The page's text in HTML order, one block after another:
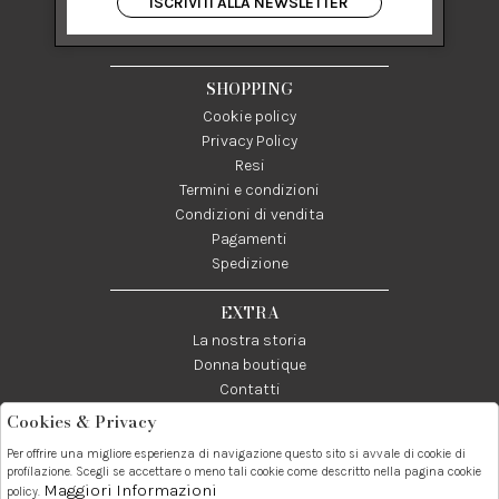
84122 Salerno Italia
P IVA 03024950655
SHOPPING
Cookie policy
Privacy Policy
Resi
Termini e condizioni
Condizioni di vendita
Pagamenti
Spedizione
EXTRA
La nostra storia
Donna boutique
Contatti
Telefono:
089237858
Whatsapp:
3338855601
Contatti:
info@donna1981.it
Cookies & Privacy
Per offrire una migliore esperienza di navigazione questo sito si avvale di cookie di
profilazione. Scegli se accettare o meno tali cookie come descritto nella pagina cookie
policy. Maggiori Informazioni